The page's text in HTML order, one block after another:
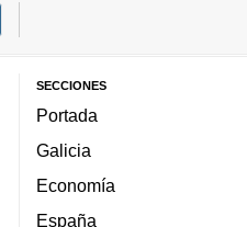
SECCIONES
Portada
Galicia
Economía
España